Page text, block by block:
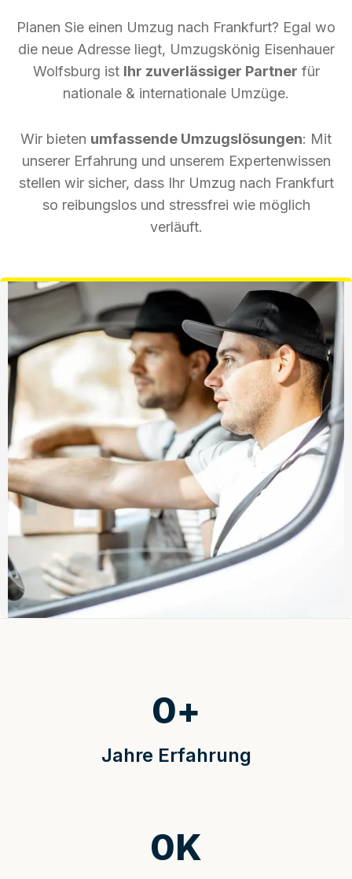
Planen Sie einen Umzug nach Frankfurt? Egal wo
die neue Adresse liegt, Umzugskönig Eisenhauer
Wolfsburg ist Ihr zuverlässiger Partner für
nationale & internationale Umzüge.
Wir bieten umfassende Umzugslösungen: Mit
unserer Erfahrung und unserem Expertenwissen
stellen wir sicher, dass Ihr Umzug nach Frankfurt
so reibungslos und stressfrei wie möglich
verläuft.
Jahre Erfahrung
0+
0K